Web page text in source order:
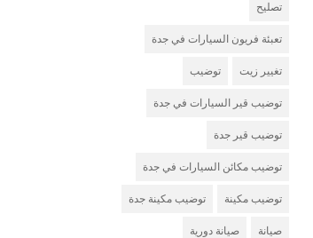
تصليح
تعبئة فريون السيارات في جدة
تغيير زيت توضيب
توضيب قير السيارات في جدة
توضيب قير جدة
توضيب مكائن السيارات في جدة
توضيب مكينة توضيب مكينة جدة
صيانة صيانة دورية